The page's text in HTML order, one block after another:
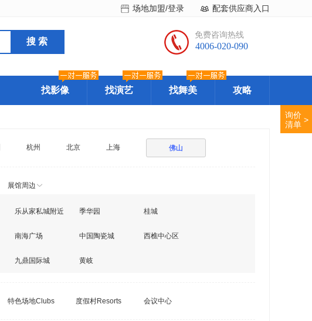
配套供应商入口
场地加盟/登录
免费咨询热线
4006-020-090
找影像 找演艺 找舞美 攻略
杭州 北京 上海 佛山
展馆周边
乐从家私城附近 季华园 桂城
南海广场 中国陶瓷城 西樵中心区
九鼎国际城 黄岐
特色场地Clubs 度假村Resorts 会议中心
询价
清单 >